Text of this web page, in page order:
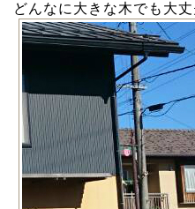
どんなに大きな木でも大